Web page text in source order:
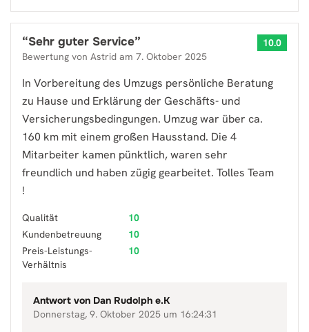
“Sehr guter Service”
Bewertung von Astrid am 7. Oktober 2025
10.0
In Vorbereitung des Umzugs persönliche Beratung
zu Hause und Erklärung der Geschäfts- und
Versicherungsbedingungen. Umzug war über ca.
160 km mit einem großen Hausstand. Die 4
Mitarbeiter kamen pünktlich, waren sehr
freundlich und haben zügig gearbeitet. Tolles Team
!
Qualität
10
Kundenbetreuung
10
Preis-Leistungs-
Verhältnis
10
Antwort von Dan Rudolph e.K
Donnerstag, 9. Oktober 2025 um 16:24:31